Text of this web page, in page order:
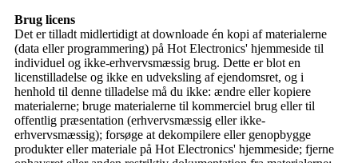
Brug licens
Det er tilladt midlertidigt at downloade én kopi af materialerne
(data eller programmering) på Hot Electronics' hjemmeside til
individuel og ikke-erhvervsmæssig brug. Dette er blot en
licenstilladelse og ikke en udveksling af ejendomsret, og i
henhold til denne tilladelse må du ikke: ændre eller kopiere
materialerne; bruge materialerne til kommerciel brug eller til
offentlig præsentation (erhvervsmæssig eller ikke-
erhvervsmæssig); forsøge at dekompilere eller genopbygge
produkter eller materiale på Hot Electronics' hjemmeside; fjerne